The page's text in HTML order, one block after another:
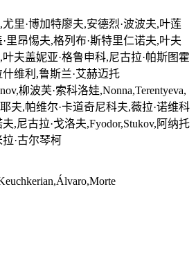
里·博加特廖夫,安德烈·波波夫,叶莲
里昂惕夫,格列布·斯特里仁诺夫,叶夫
夫盖妮亚·格鲁申科,尼古拉·帕斯图霍
维利,鲁斯兰·艾赫迈托
柳波芙·索科洛娃,Nonna,Terentyeva,
夫,帕维尔·卡道奇尼科夫,薇拉·诺维科
,尼古拉·戈洛夫,Fyodor,Stukov,阿纳托
·古尔琴柯